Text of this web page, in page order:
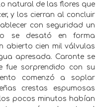
natural de las flores que
y los cierran al concluir
con seguridad un
se desató en forma
abierto cien mil válvulas
apresada. Caronte se
fue sorprendido con su
comenzó a soplar
crestas espumosas
pocos minutos habían